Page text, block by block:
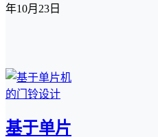
年10月23日
基于单片